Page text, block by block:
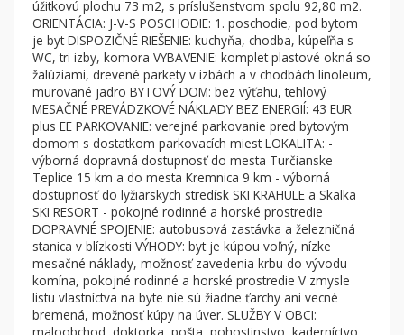
Byt
Garsónky
Dvojgarsónky
1-izbové
2-izbové
3-izbové
4 a viac izbové byty
Dom
Vila
Chalupa
Pozemok
Stavebné pozemky
Bývanie a rekreácia
Priemyselný pozemok
úžitkovú plochu 73 m2, s príslušenstvom spolu 92,80 m2.
ORIENTÁCIA: J-V-S POSCHODIE: 1. poschodie, pod bytom
je byt DISPOZIČNÉ RIEŠENIE: kuchyňa, chodba, kúpeľňa s
WC, tri izby, komora VYBAVENIE: komplet plastové okná so
žalúziami, drevené parkety v izbách a v chodbách linoleum,
murované jadro BYTOVÝ DOM: bez výťahu, tehlový
MESAČNÉ PREVÁDZKOVÉ NÁKLADY BEZ ENERGIÍ: 43 EUR
plus EE PARKOVANIE: verejné parkovanie pred bytovým
domom s dostatkom parkovacích miest LOKALITA: -
výborná dopravná dostupnosť do mesta Turčianske
Teplice 15 km a do mesta Kremnica 9 km - výborná
dostupnosť do lyžiarskych stredísk SKI KRAHULE a Skalka
SKI RESORT - pokojné rodinné a horské prostredie
DOPRAVNÉ SPOJENIE: autobusová zastávka a železničná
stanica v blízkosti VÝHODY: byt je kúpou voľný, nízke
mesačné náklady, možnosť zavedenia krbu do vývodu
komína, pokojné rodinné a horské prostredie V zmysle
listu vlastníctva na byte nie sú žiadne ťarchy ani vecné
bremená, možnosť kúpy na úver. SLUŽBY V OBCI: